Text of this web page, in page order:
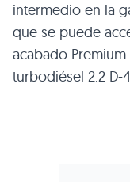
intermedio en la
que se puede
acabado
turbodiésel 2.2 D-